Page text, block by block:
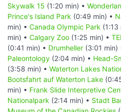
Skywalk 15 (1:20 min) •
Prince's Island Park (0:49 min) •
min) • Canada Olympic Park (1:13
min) • Calgary Zoo (1:25 min) •
(0:41 min) • Drumheller (3:01 min)
Paleontology (2:04 min) • Head-
(3:58 min) • Waterton Lakes
Bootsfahrt auf Waterton Lake
min) • Frank Slide Interpretive
Nationalpark (2:14 min) • Stadt